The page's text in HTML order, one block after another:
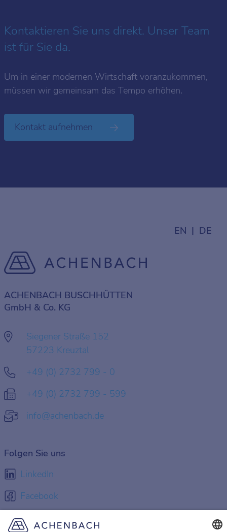
Kontaktieren Sie uns direkt. Unser Team
ist für Sie da.
Um in einer modernen Wirtschaft voranzukommen,
müssen wir gemeinsam das Tempo erhöhen.
Kontakt aufnehmen
EN DE
ACHENBACH BUSCHHÜTTEN
GmbH & Co. KG
Siegener Straße 152
57223 Kreuztal
+49 (0) 2732 799 - 0
+49 (0) 2732 799 - 599
info@achenbach.de
Folgen Sie uns
LinkedIn
Facebook
Instagram